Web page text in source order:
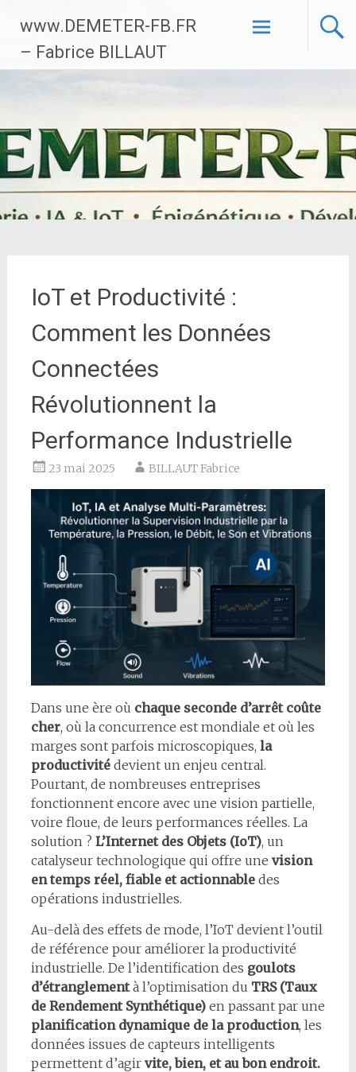
contenu
principal
www.DEMETER-FB.FR
– Fabrice BILLAUT
IoT et Productivité :
Comment les Données
Connectées
Révolutionnent la
Performance Industrielle
23 mai 2025 BILLAUT Fabrice
Dans une ère où chaque seconde d’arrêt coûte
cher, où la concurrence est mondiale et où les
marges sont parfois microscopiques, la
productivitédevient un enjeu central.
Pourtant, de nombreuses entreprises
fonctionnent encore avec une vision partielle,
voire floue, de leurs performances réelles. La
solution ? L’Internet des Objets (IoT), un
catalyseur technologique qui offre une vision
en temps réel, fiable et actionnabledes
opérations industrielles.
Au-delà des effets de mode, l’IoT devient l’outil
de référence pour améliorer la productivité
industrielle. De l’identification des goulots
d’étranglementà l’optimisation du TRS (Taux
de Rendement Synthétique)en passant par une
planification dynamique de la production, les
données issues de capteurs intelligents
permettent d’agir vite, bien, et au bon endroit.